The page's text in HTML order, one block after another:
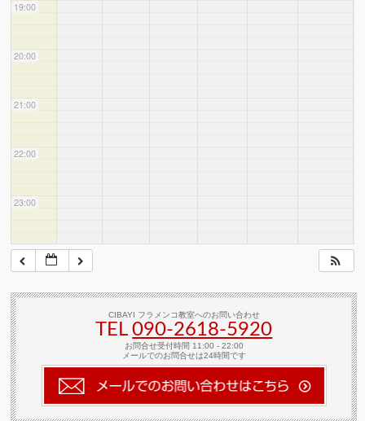
19:00
20:00
21:00
22:00
23:00
CIBAYI フラメンコ教室へのお問い合わせ
TEL090-2618‐5920
お問合せ受付時間 11:00 - 22:00
メールでのお問合せは24時間です